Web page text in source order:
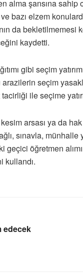
alma şansına sahip
bazı elzem
da
kaydetti.
gibi seçim
seçim
ile seçime
arsası ya da
sınavla,
öğretmen
kullandı.
edecek